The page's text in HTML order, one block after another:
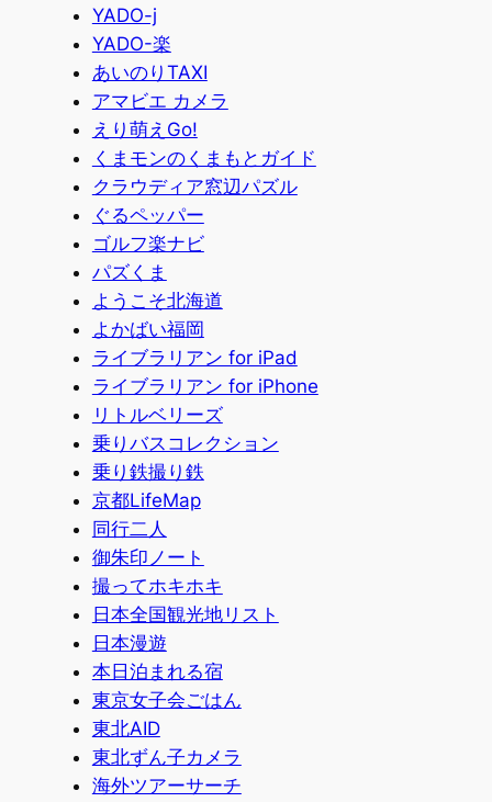
YADO-j
YADO-楽
あいのりTAXI
アマビエ カメラ
えり萌えGo!
くまモンのくまもとガイド
クラウディア窓辺パズル
ぐるペッパー
ゴルフ楽ナビ
パズくま
ようこそ北海道
よかばい福岡
ライブラリアン for iPad
ライブラリアン for iPhone
リトルベリーズ
乗りバスコレクション
乗り鉄撮り鉄
京都LifeMap
同行二人
御朱印ノート
撮ってホキホキ
日本全国観光地リスト
日本漫遊
本日泊まれる宿
東京女子会ごはん
東北AID
東北ずん子カメラ
海外ツアーサーチ